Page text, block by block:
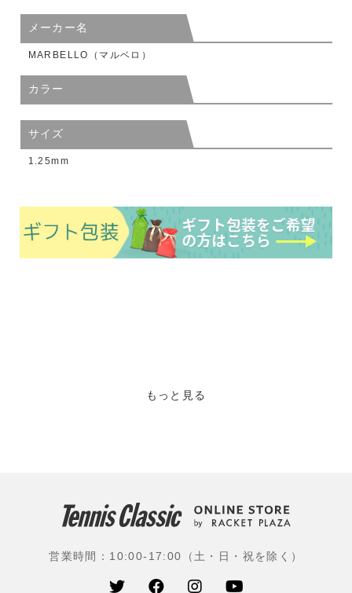
メーカー名
MARBELLO（マルベロ）
カラー
サイズ
1.25mm
もっと見る
営業時間：10:00-17:00（土・日・祝を除く）